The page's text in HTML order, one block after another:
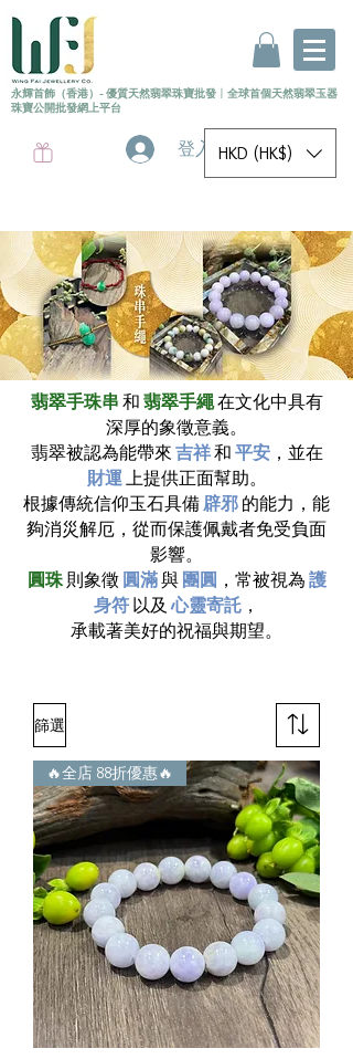
永輝首飾（香港）- 優質天然翡翠珠寶批發 〡 全球首個天然翡翠玉器
珠寶公開批發網上平台
登入 HKD (HK$)
翡翠手珠串和翡翠手繩在文化中具有
深厚的象徵意義。
翡翠被認為能帶來吉祥和平安，並在
財運上提供正面幫助。
根據傳統信仰玉石具備辟邪的能力，能
夠消災解厄，從而保護佩戴者免受負面
影響。
圓珠則象徵圓滿與團圓 ，常被視為護
身符以及心靈寄託 ，
承載著美好的祝福與期望。
篩選
🔥全店 88折優惠🔥